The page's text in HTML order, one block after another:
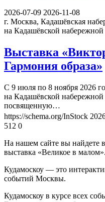
2026-07-09 2026-11-08
г. Москва, Кадашёвская
на Кадашёвской набережной
Выставка
Гармония образа»
С 9 июля по 8 ноября 2026
на Кадашёвской набережной
посвященную…
https://schema.org/InStock
512 0
На нашем сайте вы
выставка «Великое в малом».
Кудамоскоу — это
событий Москвы.
Кудамоскоу в курсе всех